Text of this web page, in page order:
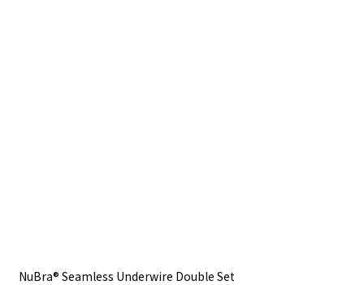
NuBra® Seamless Underwire Double Set